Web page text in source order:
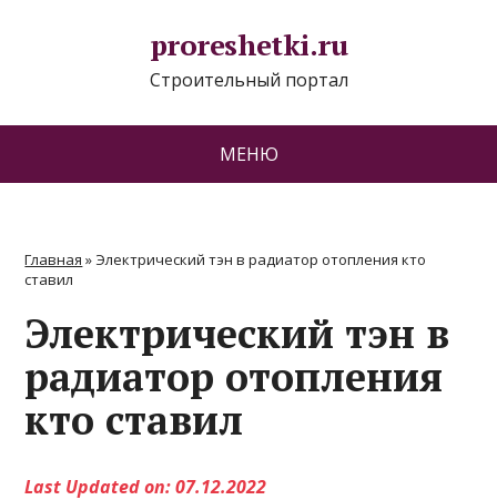
proreshetki.ru
Строительный портал
МЕНЮ
Главная » Электрический тэн в радиатор отопления кто
ставил
Электрический тэн в
радиатор отопления
кто ставил
Last Updated on: 07.12.2022